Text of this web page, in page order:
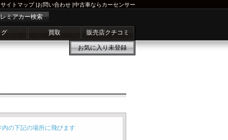
サイトマップ|お問い合わせ |中古車ならカーセンサー
ミアカー検索
買取 販売店クチコミ
お気に入り未登録
内の下記の場所に飛びます